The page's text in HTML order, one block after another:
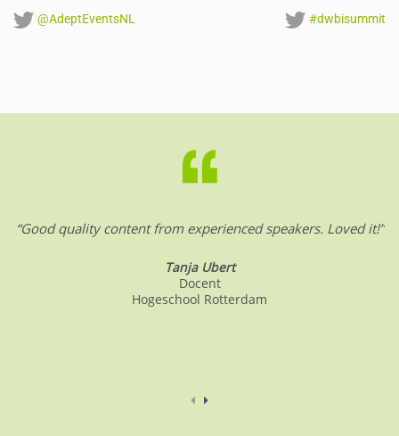
@AdeptEventsNL #dwbisummit
“Good quality content from experienced speakers. Loved it!”
Tanja Ubert
Docent
Hogeschool Rotterdam